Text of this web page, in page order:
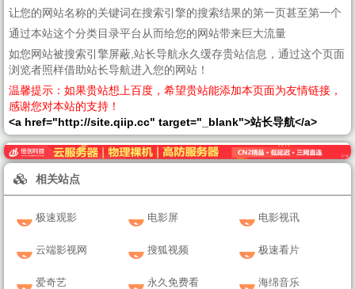
让您的网站名称的关键词在搜索引擎的搜索结果的第一页甚至第一个
通过本站这个分类目录平台从而给您的网站带来巨大流量
如您网站被搜索引擎屏蔽,站长导航永久缓存贵站信息，通过这个页面
浏览者照样借助站长导航进入您的网站！
温馨提示：如果贵站想上百度，希望贵站能添加本页面为友情链接，
感谢您对本站的支持！
<a href="http://site.qiip.cc" target="_blank">站长导航</a>
相关站点
极速观影 电影屏 电影视讯
云端影视网 搜狐视频 极速看片
爱奇艺 永久免费看 海绵音乐